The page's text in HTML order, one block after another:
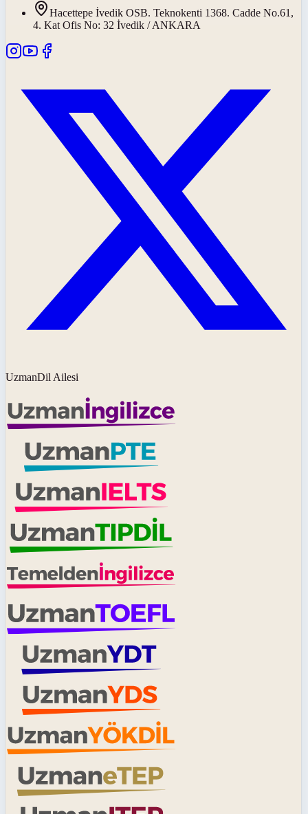
Hacettepe İvedik OSB. Teknokenti 1368. Cadde No.61,
4. Kat Ofis No: 32 İvedik / ANKARA
UzmanDil Ailesi